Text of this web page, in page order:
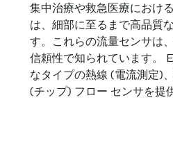
成人用途における呼吸ガス
センサ。高い製品品質。
ンポーネント
集中治療や救急医療におけ
は、細部に至るまで高品質
す。これらの流量センサは
信頼性で知られています。
なタイプの熱線 (電流測定)
(チップ) フロー センサを提